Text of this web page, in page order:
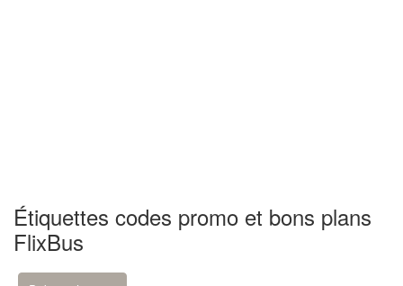
Étiquettes codes promo et bons plans
FlixBus